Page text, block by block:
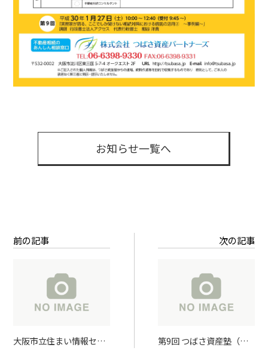
お知らせ一覧へ
前の記事
大阪市立住まい情報セン
次の記事
第9回 つばさ資産塾（平